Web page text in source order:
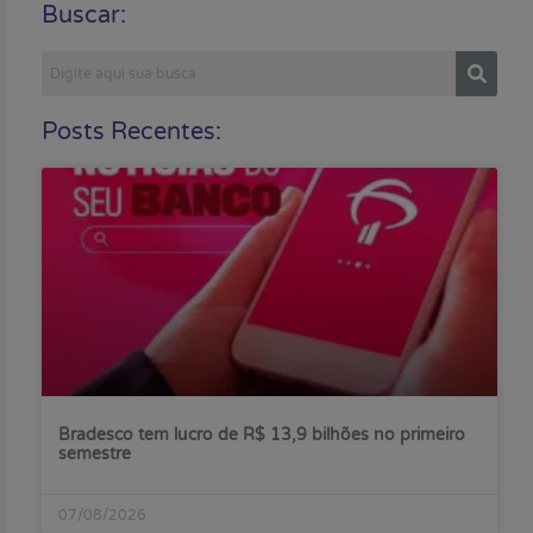
Buscar:
Posts Recentes:
Bradesco tem lucro de R$ 13,9 bilhões no primeiro
semestre
07/08/2026